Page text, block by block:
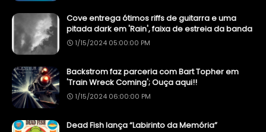
Cove entrega ótimos riffs de guitarra e uma
pitada dark em 'Rain', faixa de estreia da banda
1/15/2024 05:00:00 PM
Backstrom faz parceria com Bart Topher em
'Train Wreck Coming'; Ouça aqui!!
1/15/2024 06:00:00 PM
Dead Fish lança “Labirinto da Memória”